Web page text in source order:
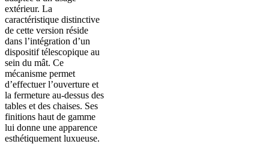
extérieur. La
caractéristique distinctive
de cette version réside
dans l’intégration d’un
dispositif télescopique au
sein du mât. Ce
mécanisme permet
d’effectuer l’ouverture et
la fermeture au-dessus des
tables et des chaises. Ses
finitions haut de gamme
lui donne une apparence
esthétiquement luxueuse.